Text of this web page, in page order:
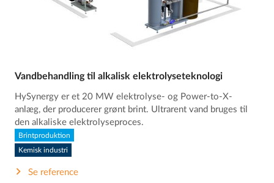
Vandbehandling til alkalisk elektrolyseteknologi
HySynergy er et 20 MW elektrolyse- og Power-to-X-
anlæg, der producerer grønt brint. Ultrarent vand bruges til
den alkaliske elektrolyseproces.
Brintproduktion
Kemisk industri
Se reference